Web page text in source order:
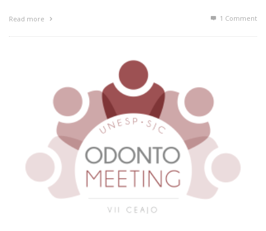
Read more 1 Comment